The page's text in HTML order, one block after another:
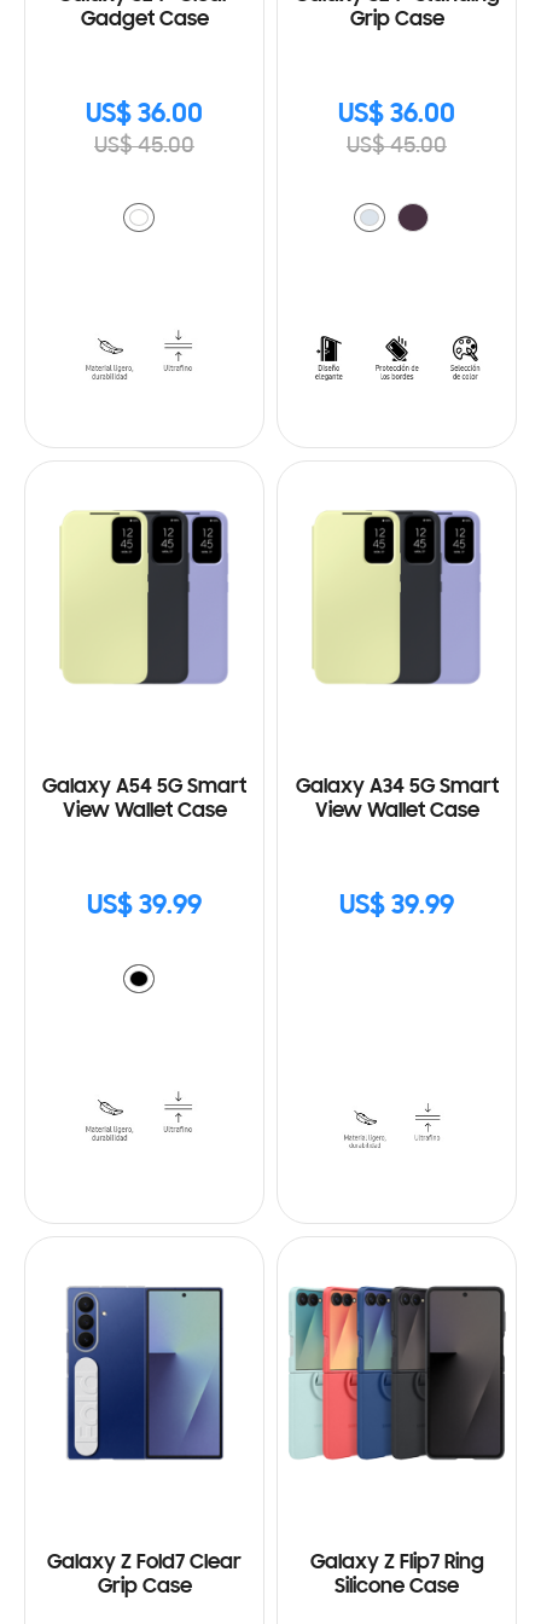
Gadget Case
US$ 36.00
US$ 45.00
Grip Case
US$ 36.00
US$ 45.00
Galaxy A54 5G Smart
View Wallet Case
US$ 39.99
Galaxy A34 5G Smart
View Wallet Case
US$ 39.99
Galaxy Z Fold7 Clear
Grip Case
Galaxy Z Flip7 Ring
Silicone Case